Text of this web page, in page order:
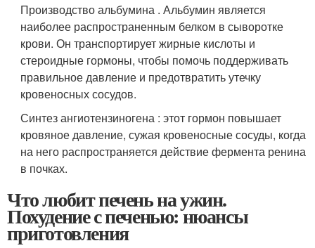
Производство альбумина . Альбумин является
наиболее распространенным белком в сыворотке
крови. Он транспортирует жирные кислоты и
стероидные гормоны, чтобы помочь поддерживать
правильное давление и предотвратить утечку
кровеносных сосудов.
Синтез ангиотензиногена : этот гормон повышает
кровяное давление, сужая кровеносные сосуды, когда
на него распространяется действие фермента ренина
в почках.
Что любит печень на ужин.
Похудение с печенью: нюансы
приготовления